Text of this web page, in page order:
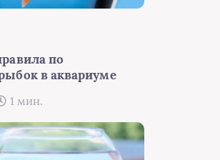
по
в аквариуме
1 мин.